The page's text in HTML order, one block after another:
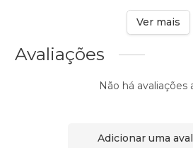
Ver mais
Avaliações
Não há avaliações
Adicionar uma